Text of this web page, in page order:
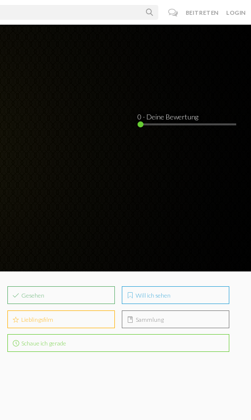
BEITRETEN LOGIN
0 · Deine Bewertung
Gesehen Will ich sehen
Lieblingsfilm Sammlung
Schaue ich gerade